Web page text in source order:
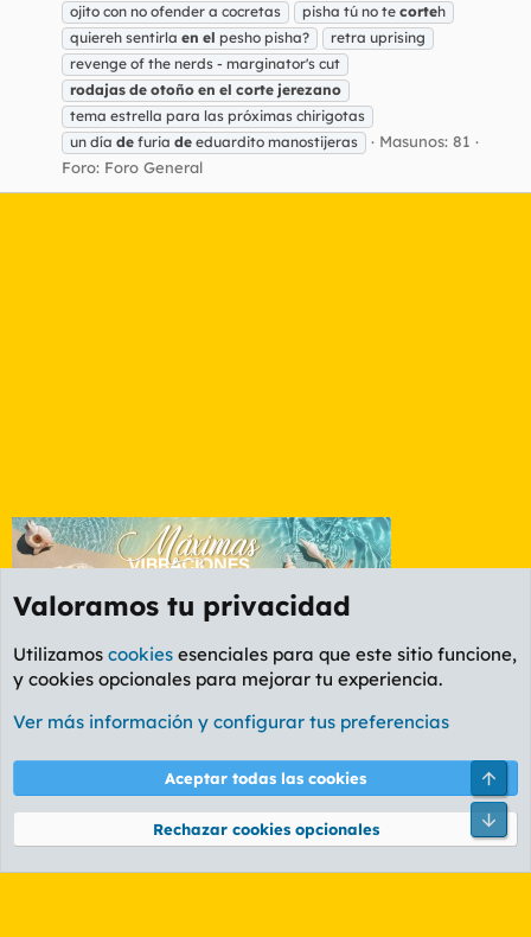
ojito con no ofender a cocretas
pisha tú no te corteh
quiereh sentirla en el pesho pisha?
retra uprising
revenge of the nerds - marginator's cut
rodajas de otoño en el corte jerezano
tema estrella para las próximas chirigotas
un día de furia de eduardito manostijeras
Masunos: 81
Foro: Foro General
Etiquetas
Cookies
PL OLDSTYLE AMARILLO
Términos y reglas Política de privacidad Ayuda
Community platform by XenForo® © 2010-2026 XenForo Ltd.
Valoramos tu privacidad
Utilizamos cookies esenciales para que este sitio funcione,
y cookies opcionales para mejorar tu experiencia.
Ver más información y configurar tus preferencias
Aceptar todas las cookies
Rechazar cookies opcionales
Pie